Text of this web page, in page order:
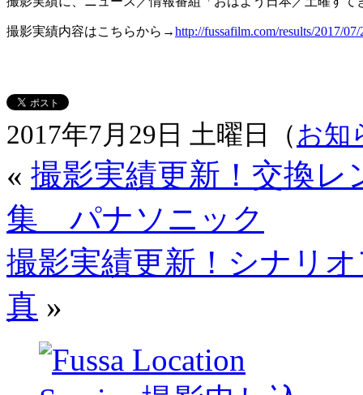
撮影実績内容はこちらから→http://fussafilm.com/results/2017/
2017年7月29日 土曜日（お知
« 撮影実績更新！交換レ
集 パナソニック
撮影実績更新！シナリ
真 »